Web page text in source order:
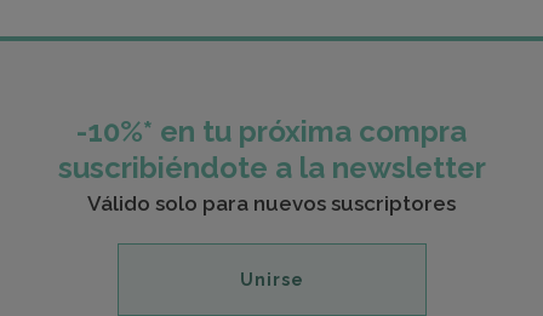
-10%* en tu próxima compra
suscribiéndote a la newsletter
Válido solo para nuevos suscriptores
Unirse